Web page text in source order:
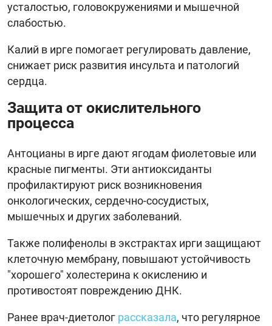
усталостью, головокружениями и мышечной
слабостью.
Калий в ирге помогает регулировать давление,
снижает риск развития инсульта и патологий
сердца.
Защита от окислительного
процесса
Антоцианы в ирге дают ягодам фиолетовые или
красные пигменты. Эти антиоксиданты
профилактируют риск возникновения
онкологических, сердечно-сосудистых,
мышечных и других заболеваний.
Также полифенолы в экстрактах ирги защищают
клеточную мембрану, повышают устойчивость
"хорошего" холестерина к окислению и
противостоят повреждению ДНК.
Ранее врач-диетолог рассказала, что регулярное